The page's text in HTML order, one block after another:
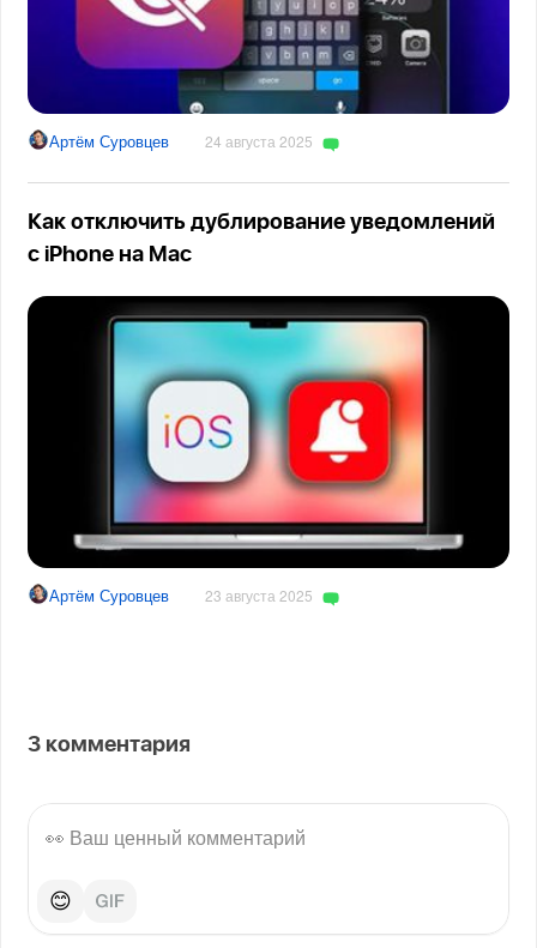
Артём Суровцев 24 августа 2025
Как отключить дублирование уведомлений
с iPhone на Mac
Артём Суровцев 23 августа 2025
3 комментария
😊